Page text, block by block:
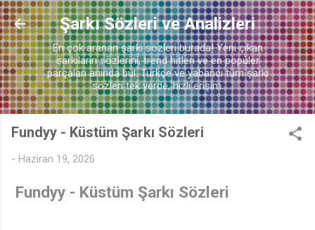
Ana içeriğe atla
Şarkı Sözleri ve Analizleri
En çok aranan şarkı sözleri burada! Yeni çıkan
şarkıların sözlerini, trend hitleri ve en popüler
parçaları anında bul. Türkçe ve yabancı tüm şarkı
sözleri tek yerde, hızlı erişim.
Fundyy - Küstüm Şarkı Sözleri
- Haziran 19, 2026
Fundyy - Küstüm Şarkı Sözleri